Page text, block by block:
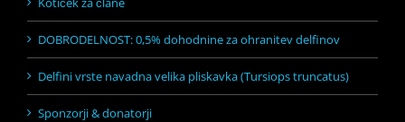
DOBRODELNOST: 0,5% dohodnine za ohranitev delfinov
Delfini vrste navadna velika pliskavka (Tursiops truncatus)
Sponzorji & donatorji